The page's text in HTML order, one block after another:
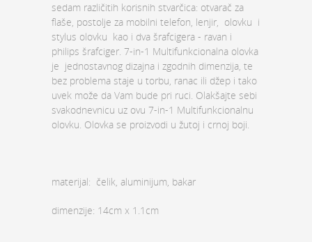
sedam različitih korisnih stvarčica: otvarač za
flaše, postolje za mobilni telefon, lenjir, olovku i
stylus olovku kao i dva šrafcigera - ravan i
philips šrafciger. 7-in-1 Multifunkcionalna olovka
je jednostavnog dizajna i zgodnih dimenzija, te
bez problema staje u torbu, ranac ili džep i tako
uvek može da Vam bude pri ruci. Olakšajte sebi
svakodnevnicu uz ovu 7-in-1 Multifunkcionalnu
olovku. Olovka se proizvodi u žutoj i crnoj boji.
materijal: čelik, aluminijum, bakar
dimenzije: 14cm x 1.1cm